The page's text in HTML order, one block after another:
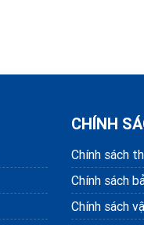
CHÍNH
Chính sách
Chính sách
Chính sách